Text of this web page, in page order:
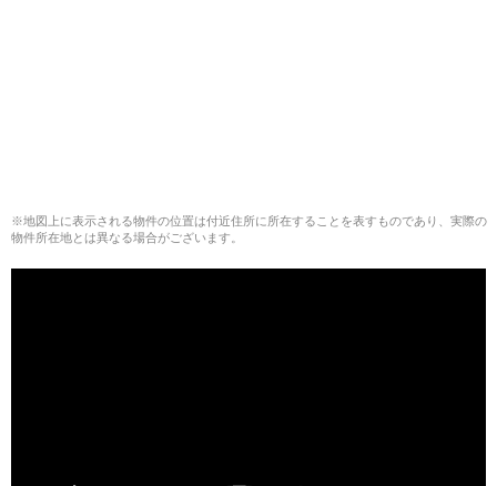
※地図上に表示される物件の位置は付近住所に所在することを表すものであり、実際の
物件所在地とは異なる場合がございます。